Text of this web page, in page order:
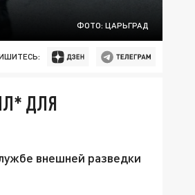
ФОТО: ЦАРЬГРАД
ДЛЯ
внешней разведки